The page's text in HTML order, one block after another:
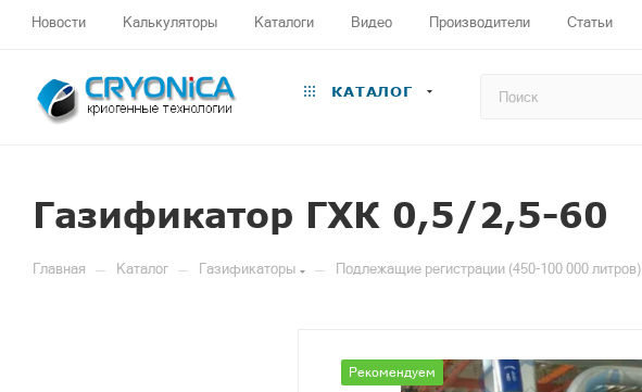
Новости Калькуляторы Каталоги Видео Производители Статьи
КАТАЛОГ
Газификатор ГХК 0,5/2,5-60
Главная — Каталог — Газификаторы — Подлежащие регистрации (450-100 000 литров)
Рекомендуем